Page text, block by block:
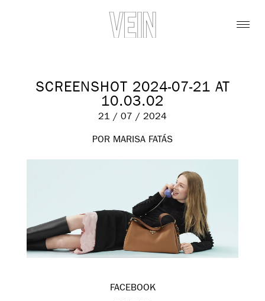
SCREENSHOT 2024-07-21 AT
10.03.02
21 / 07 / 2024
POR MARISA FATÁS
FACEBOOK